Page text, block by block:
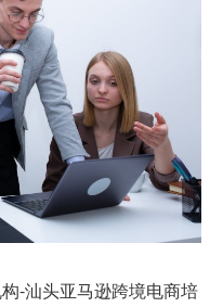
-汕头亚马逊跨境电商培